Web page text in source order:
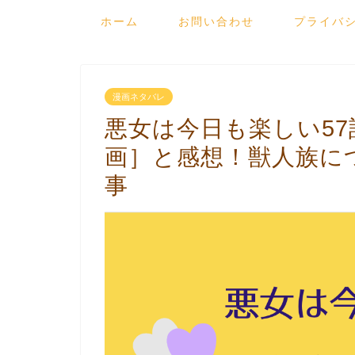
ホーム お問い合わせ プライバ
漫画ネタバレ
悪女は今日も楽しい
画］と感想！獣人族
事